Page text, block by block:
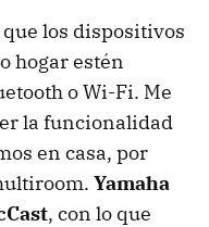
los dispositivos
hogar estén
o Wi-Fi. Me
la funcionalidad
en casa, por
Yamaha
, con lo que